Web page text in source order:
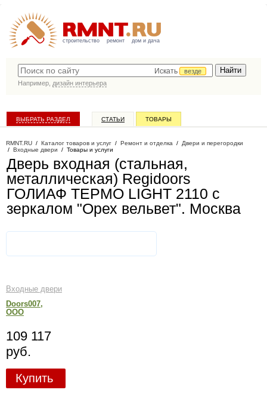
строительство ремонт дом и дача
Искать
везде
Например, дизайн интерьера
ВЫБРАТЬ РАЗДЕЛ СТАТЬИ ТОВАРЫ
RMNT.RU / Каталог товаров и услуг / Ремонт и отделка / Двери и перегородки
/ Входные двери / Товары и услуги
Дверь входная (стальная,
металлическая) Regidoors
ГОЛИАФ ТЕРМО LIGHT 2110 с
зеркалом "Орех вельвет". Москва
Входные двери
Doors007,
ООО
109 117
руб.
Купить